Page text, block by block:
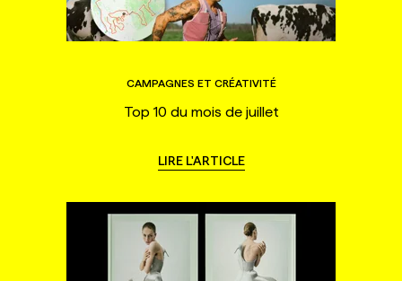
CAMPAGNES ET CRÉATIVITÉ
Top 10 du mois de juillet
LIRE L'ARTICLE